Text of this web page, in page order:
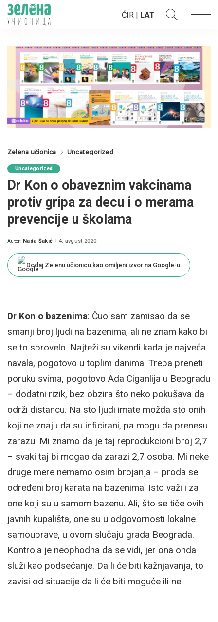
ĆIR | LAT
Zelena učionica Uncategorized
Uncategorized
Dr Kon o obaveznim vakcinama
protiv gripa za decu i o merama
prevencije u školama
Posted
Autor: Nada Šakić 4. avgust 2020.
Dodaj Zelenu učionicu kao omiljeni izvor na Google-u
Dr Kon o bazenima: Čuo sam zamisao da se
smanji broj ljudi na bazenima, ali ne znam kako bi
se to sprovelo. Najteži su vikendi kada je najveća
navala, pogotovo u toplim danima. Treba preneti
poruku svima, pogotovo Ada Ciganlija u Beogradu
– dodatni rizik, bez obzira što neko pokušava da
održi distancu. Na sto ljudi imate možda sto onih
koji ne znaju da su inficirani, pa mogu da prenesu
zarazu. Mi znamo da je taj reprodukcioni broj 2,7
– svaki taj bi mogao da zarazi 2,7 osoba. Mi neke
druge mere nemamo osim brojanja – proda se
određeni broj karata na bazenima. Isto važi i za
one koji su u samom bazenu. Ali, što se tiče ovih
javnih kupališta, one su u odgovornosti lokalne
samouprave, u ovom slučaju grada Beograda.
Kontrola je neophodna da se vidi, jer ona onda
služi kao podsećanje. Da li će biti kažnjavanja, to
zavisi od situacije da li će biti moguće ili ne.